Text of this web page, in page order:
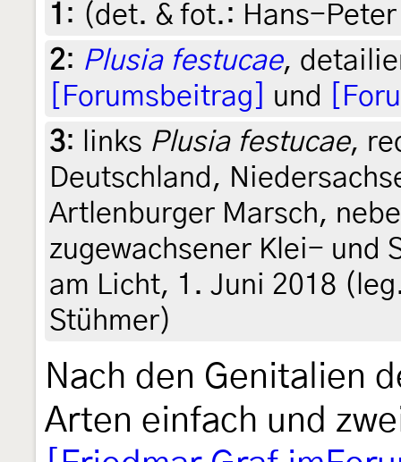
1 : (det. & fot.: Hans-
2: Plusia festucae,
[Forumsbeitrag]
und
3: links Plusia festucae,
Deutschland,
Artlenburger Marsch,
zugewachsener Klei- und
am Licht, 1. Juni 2018
Stühmer)
Nach den Genitalien
Arten einfach und